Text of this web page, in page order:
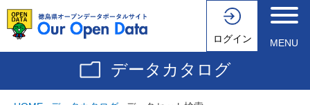
ログイン MENU
データカタログ